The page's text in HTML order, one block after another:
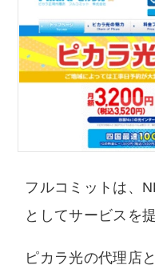
フルコミットは、
としてサービスを
ピカラ光の代理店